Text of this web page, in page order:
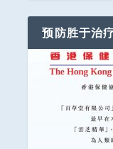
预防胜于治